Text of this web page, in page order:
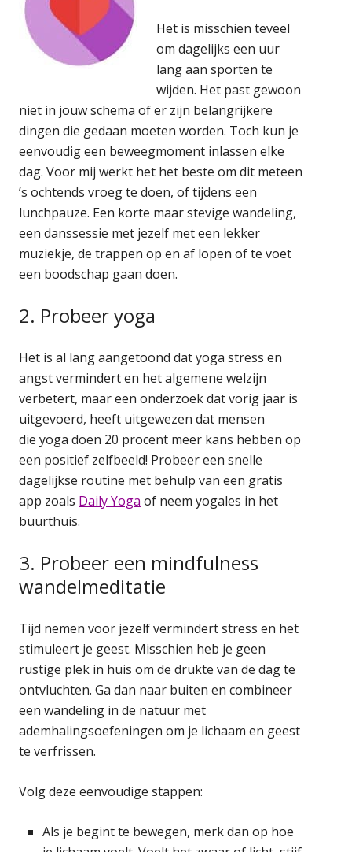
Het is misschien teveel
om dagelijks een uur
lang aan sporten te
wijden. Het past gewoon
niet in jouw schema of er zijn belangrijkere
dingen die gedaan moeten worden. Toch kun je
eenvoudig een beweegmoment inlassen elke
dag. Voor mij werkt het het beste om dit meteen
’s ochtends vroeg te doen, of tijdens een
lunchpauze. Een korte maar stevige wandeling,
een danssessie met jezelf met een lekker
muziekje, de trappen op en af lopen of te voet
een boodschap gaan doen.
2. Probeer yoga
Het is al lang aangetoond dat yoga stress en
angst vermindert en het algemene welzijn
verbetert, maar een onderzoek dat vorig jaar is
uitgevoerd, heeft uitgewezen dat mensen
die yoga doen 20 procent meer kans hebben op
een positief zelfbeeld! Probeer een snelle
dagelijkse routine met behulp van een gratis
app zoals Daily Yoga of neem yogales in het
buurthuis.
3. Probeer een mindfulness
wandelmeditatie
Tijd nemen voor jezelf vermindert stress en het
stimuleert je geest. Misschien heb je geen
rustige plek in huis om de drukte van de dag te
ontvluchten. Ga dan naar buiten en combineer
een wandeling in de natuur met
ademhalingsoefeningen om je lichaam en geest
te verfrissen.
Volg deze eenvoudige stappen:
Als je begint te bewegen, merk dan op hoe